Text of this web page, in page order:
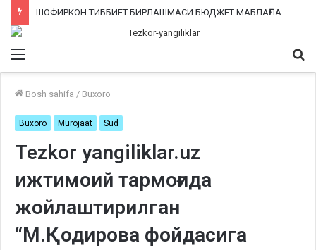
ШОФИРКОН ТИББИЁТ БИРЛАШМАСИ БЮДЖЕТ МАБЛАҒЛАРИНИ ТАЛОН-ТАРОЖ ҚИЛИНГАНИ РОСТМИ?
Menu
Bosh sahifa / Buxoro
Buxoro Murojaat Sud
Tezkor yangiliklar.uz
ижтимоий тармоғида
жойлаштирилган
“М.Қодирова фойдасига